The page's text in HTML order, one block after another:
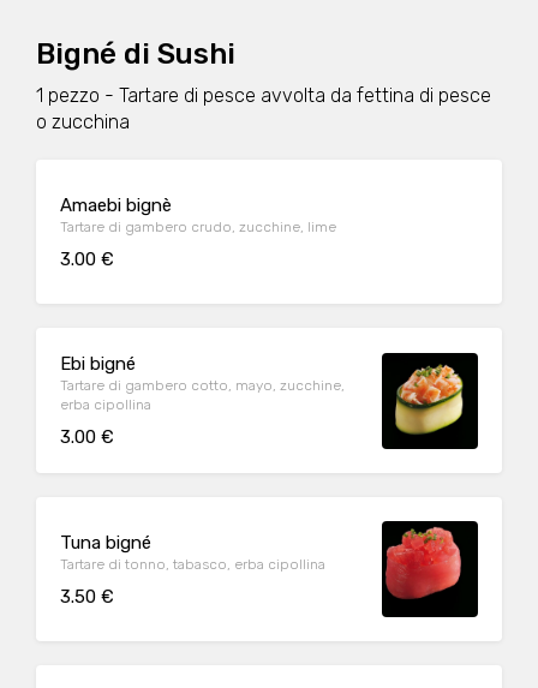
Bigné di Sushi
1 pezzo - Tartare di pesce avvolta da fettina di pesce
o zucchina
Amaebi bignè
Tartare di gambero crudo, zucchine, lime
3.00 €
Ebi bigné
Tartare di gambero cotto, mayo, zucchine,
erba cipollina
3.00 €
Tuna bigné
Tartare di tonno, tabasco, erba cipollina
3.50 €